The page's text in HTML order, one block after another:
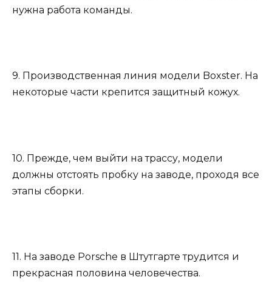
нужна работа команды.
9. Производственная линия модели Boxster. На
некоторые части крепится защитный кожух.
10. Прежде, чем выйти на трассу, модели
должны отстоять пробку на заводе, проходя все
этапы сборки.
11. На заводе Porsche в Штутгарте трудится и
прекрасная половина человечества.